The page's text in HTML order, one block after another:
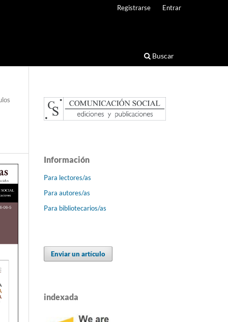
Buscar
Registrarse Entrar
Información
Para lectores/as
Para autores/as
Para bibliotecarios/as
Enviar un artículo
indexada